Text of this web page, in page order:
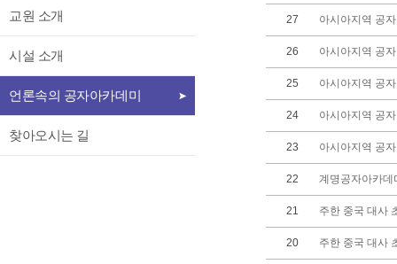
교원 소개
시설 소개
언론속의 공자아카데미
찾아오시는 길
27 아시아지역 공
26 아시아지역 공
25 아시아지역 공
24 아시아지역 공
23 아시아지역 공
22 계명공자아카데
21 주한 중국 대사
20 주한 중국 대사